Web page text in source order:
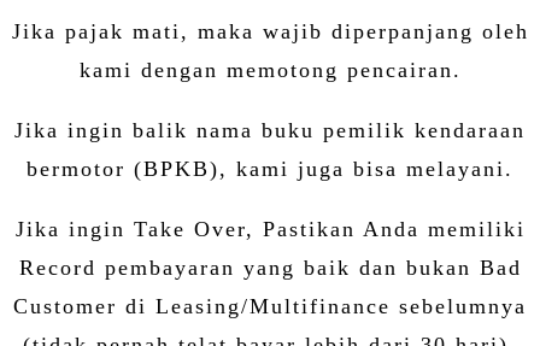
Jika pajak mati, maka wajib diperpanjang oleh
kami dengan memotong pencairan.
Jika ingin balik nama buku pemilik kendaraan
bermotor (BPKB), kami juga bisa melayani.
Jika ingin Take Over, Pastikan Anda memiliki
Record pembayaran yang baik dan bukan Bad
Customer di Leasing/Multifinance sebelumnya